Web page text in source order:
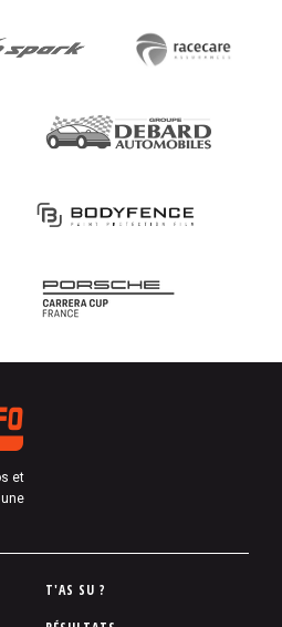
et
T'AS SU ?